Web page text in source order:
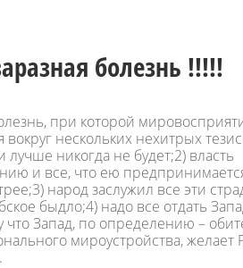
болезнь !!!!!
при которой
вокруг нескольких нехитрых
никогда не будет;2) власть
и все, что ею
народ заслужил все эти
быдло;4) надо все отдать
что Запад, по определению –
мироустройства, желает